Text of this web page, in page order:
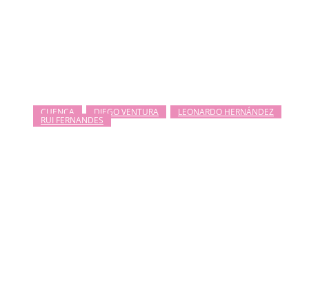
CUENCA DIEGO VENTURA LEONARDO HERNÁNDEZ
RUI FERNANDES